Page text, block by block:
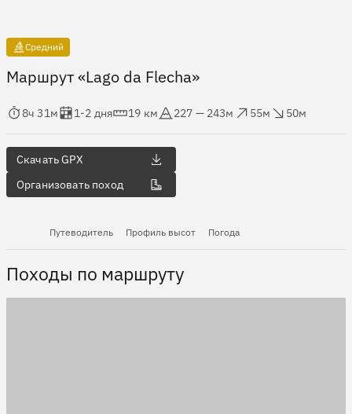
Средний
Маршрут «Lago da Flecha»
в пути
8ч 31м
Оценка в днях
1-2 дня
Дистанция
19 км
Абсолютная высота
227 — 243м
55м
50м
Скачать GPX
Организовать поход
Путеводитель Профиль высот Погода
Походы по маршруту